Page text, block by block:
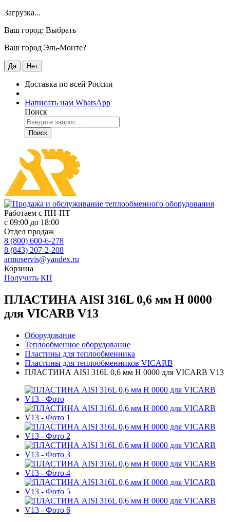
Загрузка...
Ваш город: Выбрать
Ваш город Эль-Монте?
Да Нет
Доставка по всей России
Написать нам WhatsApp
Поиск
Поиск
Работаем с ПН-ПТ
с 09:00 до 18:00
Отдел продаж
8 (800) 600-6-278
8 (843) 207-2-208
armoservis@yandex.ru
Корзина
Получить КП
ПЛАСТИНА AISI 316L 0,6 мм H 0000
для VICARB V13
Оборудование
Теплообменное оборудование
Пластины для теплообменника
Пластины для теплообменников VICARB
ПЛАСТИНА AISI 316L 0,6 мм H 0000 для VICARB V13